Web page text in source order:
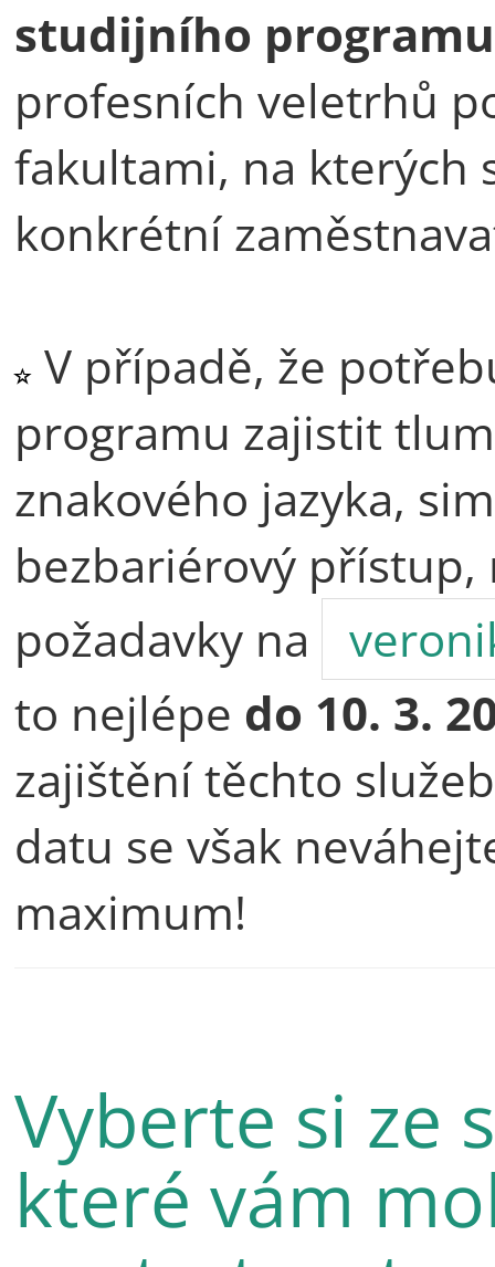
studijního
profesních veletrhů
fakultami, na kterých
konkrétní
V případě, že
programu zajistit
znakového jazyka,
bezbariérový
požadavky na
to nejlépe do 10. 3.
zajištění těchto
datu se však
maximum!
Vyberte si ze
které vám